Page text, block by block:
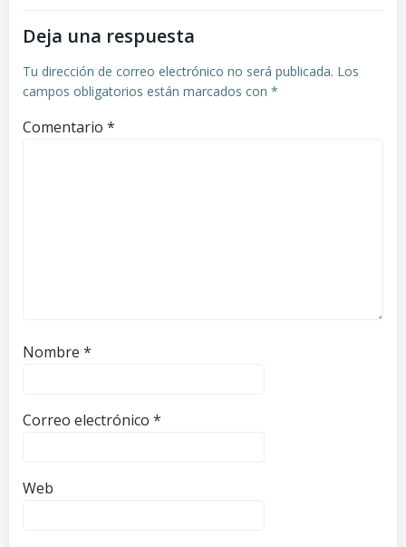
entradas
entradas
Deja una respuesta
Tu dirección de correo electrónico no será publicada. Los
campos obligatorios están marcados con *
Comentario *
Nombre *
Correo electrónico *
Web